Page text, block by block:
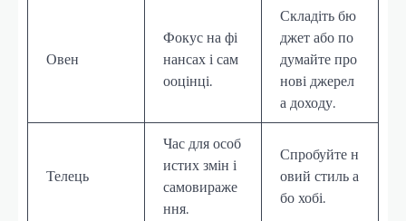
Овен
Фокус на фі
нансах і сам
ооцінці.
Складіть бю
джет або по
думайте про
нові джерел
а доходу.
Телець
Час для особ
истих змін і
самовираже
ння.
Спробуйте н
овий стиль а
бо хобі.